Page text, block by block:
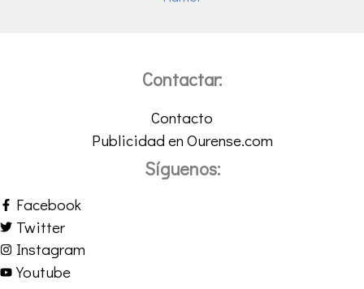
Contactar:
Contacto
Publicidad en Ourense.com
Síguenos:
Facebook
Twitter
Instagram
Youtube